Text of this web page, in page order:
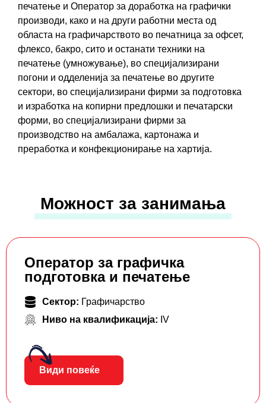
печатење и Оператор за доработка на графички
производи, како и на други работни места од
областа на графичарството во печатница за офсет,
флексо, бакро, сито и останати техники на
печатење (умножување), во специјализирани
погони и одделенија за печатење во другите
сектори, во специјализирани фирми за подготовка
и изработка на копирни предлошки и печатарски
форми, во специјализирани фирми за
производство на амбалажа, картонажа и
преработка и конфекционирање на хартија.
Можност за занимања
Оператор за графичка
подготовка и печатење
Сектор: Графичарство
Ниво на квалификација: IV
Види повеќе